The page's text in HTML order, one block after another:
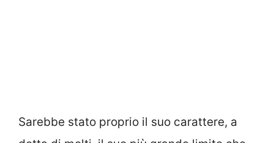
Sarebbe stato proprio il suo carattere, a